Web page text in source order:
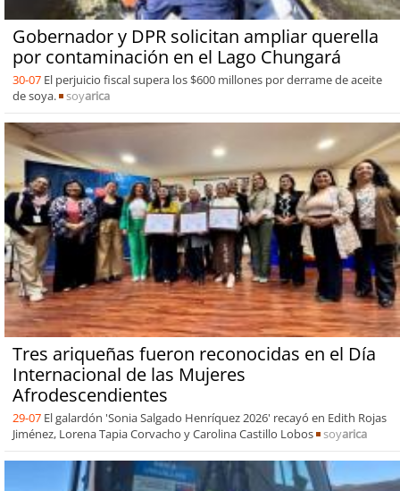
Gobernador y DPR solicitan ampliar querella
por contaminación en el Lago Chungará
30-07 El perjuicio fiscal supera los $600 millones por derrame de aceite
de soya.
soyarica
Tres ariqueñas fueron reconocidas en el Día
Internacional de las Mujeres
Afrodescendientes
29-07 El galardón 'Sonia Salgado Henríquez 2026' recayó en Edith Rojas
Jiménez, Lorena Tapia Corvacho y Carolina Castillo Lobos
soyarica